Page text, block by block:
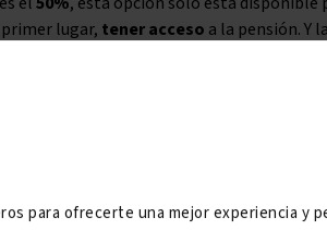
para ofrecerte una mejor experiencia y
lugar, tener acceso a la pensión. Y
tampoco existe la posibilidad de que el
que un ciudadano que no ha
tanto al sistema